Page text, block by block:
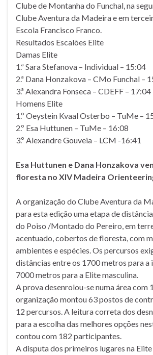
Clube de Montanha do Funchal, na
Clube Aventura da Madeira e em
Escola Francisco Franco.
Resultados Escalões Elite
Damas Elite
1.ª Sara Stefanova – Individual – 15:04
2.ª Dana Honzakova – CMo Funchal –
3.ª Alexandra Fonseca – CDEFF – 17:04
Homens Elite
1.º Oeystein Kvaal Osterbo – TuMe –
2.º Esa Huttunen – TuMe – 16:08
3.º Alexandre Gouveia – LCM -16:41
Esa Huttunen e Dana Honzakova
floresta no XIV Madeira
A organização do Clube Aventura da
para esta edição uma etapa de
do Poiso /Montado do Pereiro, em
acentuado, cobertos de floresta, com
ambientes e espécies. Os percursos
distâncias entre os 1700 metros para a
7000 metros para a Elite masculina.
A prova desenrolou-se numa área com
organização montou 63 postos de
12 percursos. A leitura correta dos
para a escolha das melhores opções
contou com 182 participantes.
A disputa dos primeiros lugares na